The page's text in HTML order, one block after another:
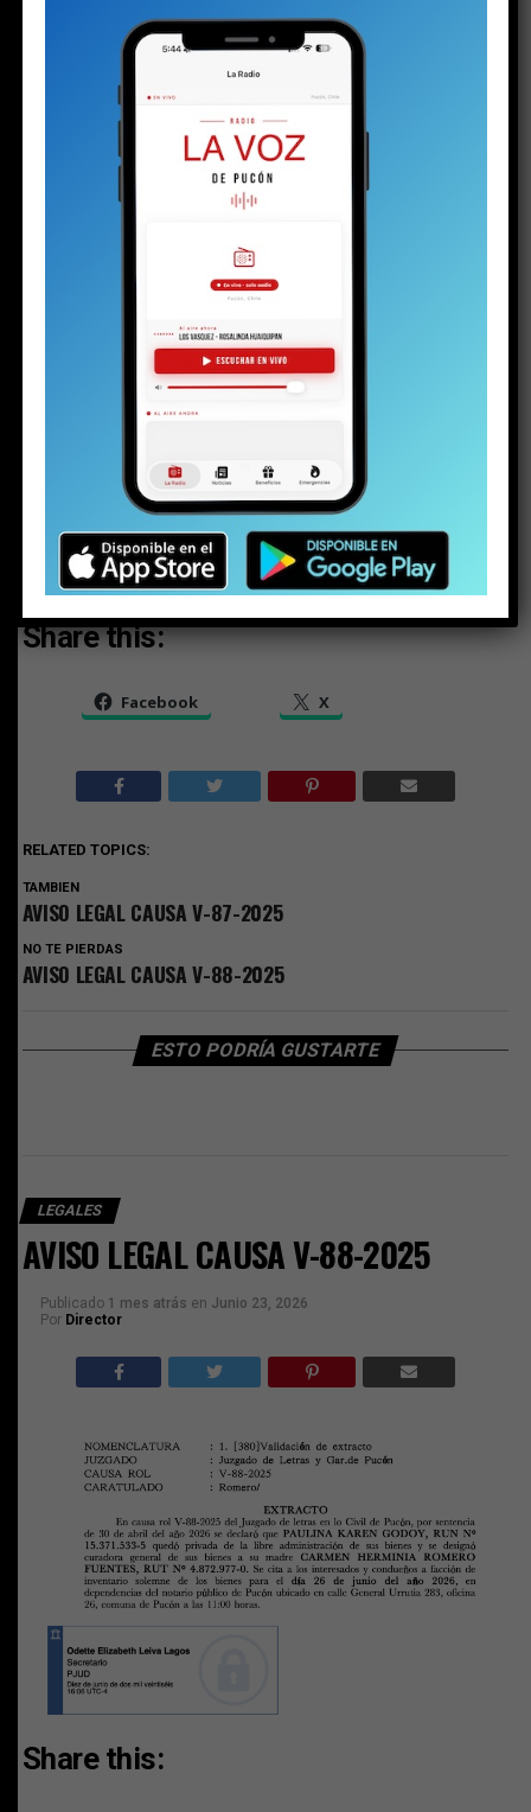
AVISO LEGAL CAUSA V-87-2025
2 semanas atrás en Julio 23, 2026
Share this:
Facebook X
RELATED TOPICS:
TAMBIEN
AVISO LEGAL CAUSA V-87-2025
NO TE PIERDAS
AVISO LEGAL CAUSA V-88-2025
ESTO PODRÍA GUSTARTE
LEGALES
AVISO LEGAL CAUSA V-88-2025
Publicado 1 mes atrás en Junio 23, 2026
Por Director
Share this: